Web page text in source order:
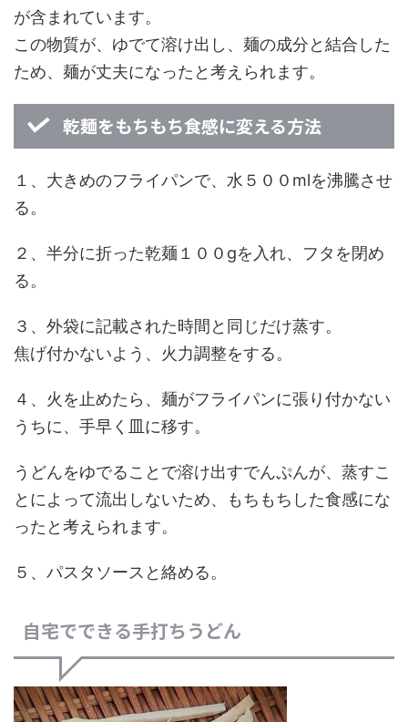
が含まれています。
この物質が、ゆでて溶け出し、麺の成分と結合した
ため、麺が丈夫になったと考えられます。
乾麺をもちもち食感に変える方法
１、大きめのフライパンで、水５００mlを沸騰させ
る。
２、半分に折った乾麺１００gを入れ、フタを閉め
る。
３、外袋に記載された時間と同じだけ蒸す。
焦げ付かないよう、火力調整をする。
４、火を止めたら、麺がフライパンに張り付かない
うちに、手早く皿に移す。
うどんをゆでることで溶け出すでんぷんが、蒸すこ
とによって流出しないため、もちもちした食感にな
ったと考えられます。
５、パスタソースと絡める。
自宅でできる手打ちうどん